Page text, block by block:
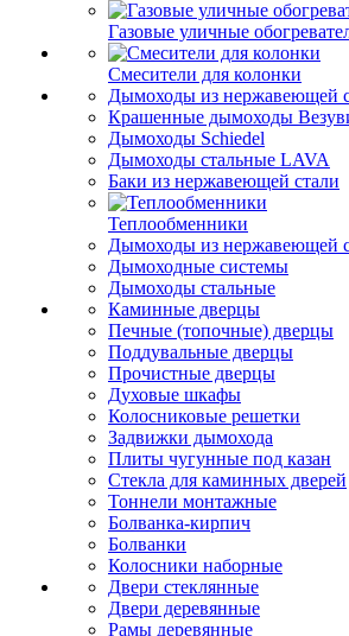
Газовые уличные
Смесители для колонки
Дымоходы из нержавеющей
Крашенные дымоходы
Дымоходы Schiedel
Дымоходы стальные LAVA
Баки из нержавеющей стали
Теплообменники
Дымоходы из нержавеющей
Дымоходные системы
Дымоходы стальные
Каминные дверцы
Печные (топочные) дверцы
Поддувальные дверцы
Прочистные дверцы
Духовые шкафы
Колосниковые решетки
Задвижки дымохода
Плиты чугунные под казан
Стекла для каминных дверей
Тоннели монтажные
Болванка-кирпич
Болванки
Колосники наборные
Двери стеклянные
Двери деревянные
Рамы деревянные